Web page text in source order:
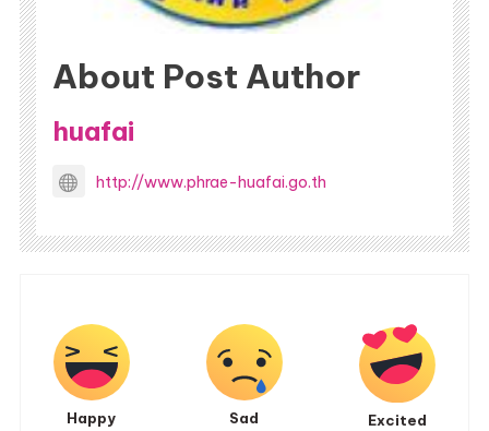
About Post Author
huafai
http://www.phrae-huafai.go.th
Happy Sad Excited